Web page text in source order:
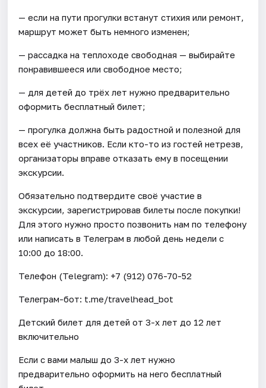
— если на пути прогулки встанут стихия или ремонт,
маршрут может быть немного изменен;
— рассадка на теплоходе свободная — выбирайте
понравившееся или свободное место;
— для детей до трёх лет нужно предварительно
оформить бесплатный билет;
— прогулка должна быть радостной и полезной для
всех её участников. Если кто-то из гостей нетрезв,
организаторы вправе отказать ему в посещении
экскурсии.
Обязательно подтвердите своё участие в
экскурсии, зарегистрировав билеты после покупки!
Для этого нужно просто позвонить нам по телефону
или написать в Телеграм в любой день недели с
10:00 до 18:00.
Телефон (Telegram): +7 (912) 076-70-52
Телеграм-бот: t.me/travelhead_bot
Детский билет для детей от 3-х лет до 12 лет
включительно
Если с вами малыш до 3-х лет нужно
предварительно оформить на него бесплатный